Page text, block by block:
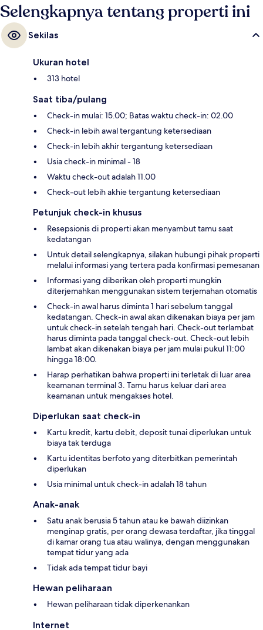
Selengkapnya tentang properti ini
Sekilas
Ukuran hotel
313 hotel
Saat tiba/pulang
Check-in mulai: 15.00; Batas waktu check-in: 02.00
Check-in lebih awal tergantung ketersediaan
Check-in lebih akhir tergantung ketersediaan
Usia check-in minimal - 18
Waktu check-out adalah 11.00
Check-out lebih akhie tergantung ketersediaan
Petunjuk check-in khusus
Resepsionis di properti akan menyambut tamu saat
kedatangan
Untuk detail selengkapnya, silakan hubungi pihak properti
melalui informasi yang tertera pada konfirmasi pemesanan
Informasi yang diberikan oleh properti mungkin
diterjemahkan menggunakan sistem terjemahan otomatis
Check-in awal harus diminta 1 hari sebelum tanggal
kedatangan. Check-in awal akan dikenakan biaya per jam
untuk check-in setelah tengah hari. Check-out terlambat
harus diminta pada tanggal check-out. Check-out lebih
lambat akan dikenakan biaya per jam mulai pukul 11:00
hingga 18:00.
Harap perhatikan bahwa properti ini terletak di luar area
keamanan terminal 3. Tamu harus keluar dari area
keamanan untuk mengakses hotel.
Diperlukan saat check-in
Kartu kredit, kartu debit, deposit tunai diperlukan untuk
biaya tak terduga
Kartu identitas berfoto yang diterbitkan pemerintah
diperlukan
Usia minimal untuk check-in adalah 18 tahun
Anak-anak
Satu anak berusia 5 tahun atau ke bawah diizinkan
menginap gratis, per orang dewasa terdaftar, jika tinggal
di kamar orang tua atau walinya, dengan menggunakan
tempat tidur yang ada
Tidak ada tempat tidur bayi
Hewan peliharaan
Hewan peliharaan tidak diperkenankan
Internet